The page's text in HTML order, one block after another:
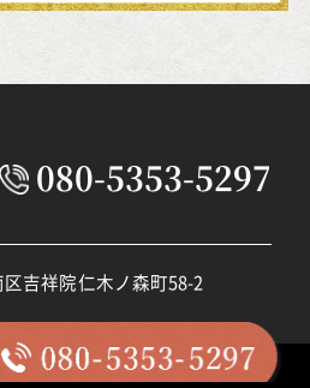
080-5353-5297
吉祥院仁木ノ森町58-2
©️relief